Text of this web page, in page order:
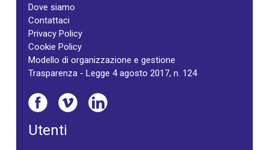
Dove siamo
Contattaci
Privacy Policy
Cookie Policy
Modello di organizzazione e gestione
Trasparenza - Legge 4 agosto 2017, n. 124
Utenti